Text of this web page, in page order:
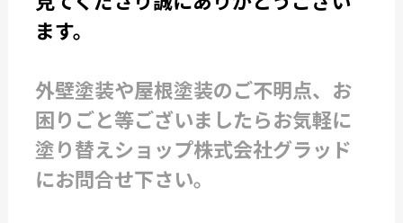
ます。
外壁塗装や屋根塗装のご不明点、お
困りごと等ございましたらお気軽に
塗り替えショップ株式会社グラッド
にお問合せ下さい。